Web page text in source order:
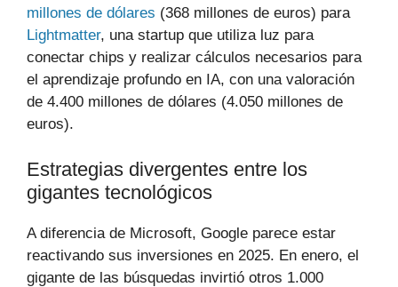
millones de dólares (368 millones de euros) para
Lightmatter, una startup que utiliza luz para
conectar chips y realizar cálculos necesarios para
el aprendizaje profundo en IA, con una valoración
de 4.400 millones de dólares (4.050 millones de
euros).
Estrategias divergentes entre los
gigantes tecnológicos
A diferencia de Microsoft, Google parece estar
reactivando sus inversiones en 2025. En enero, el
gigante de las búsquedas invirtió otros 1.000